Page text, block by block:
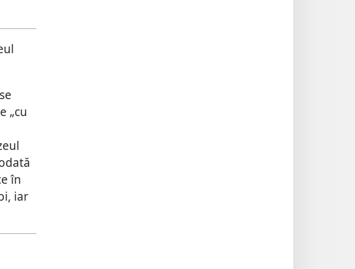
„cu
în
iar